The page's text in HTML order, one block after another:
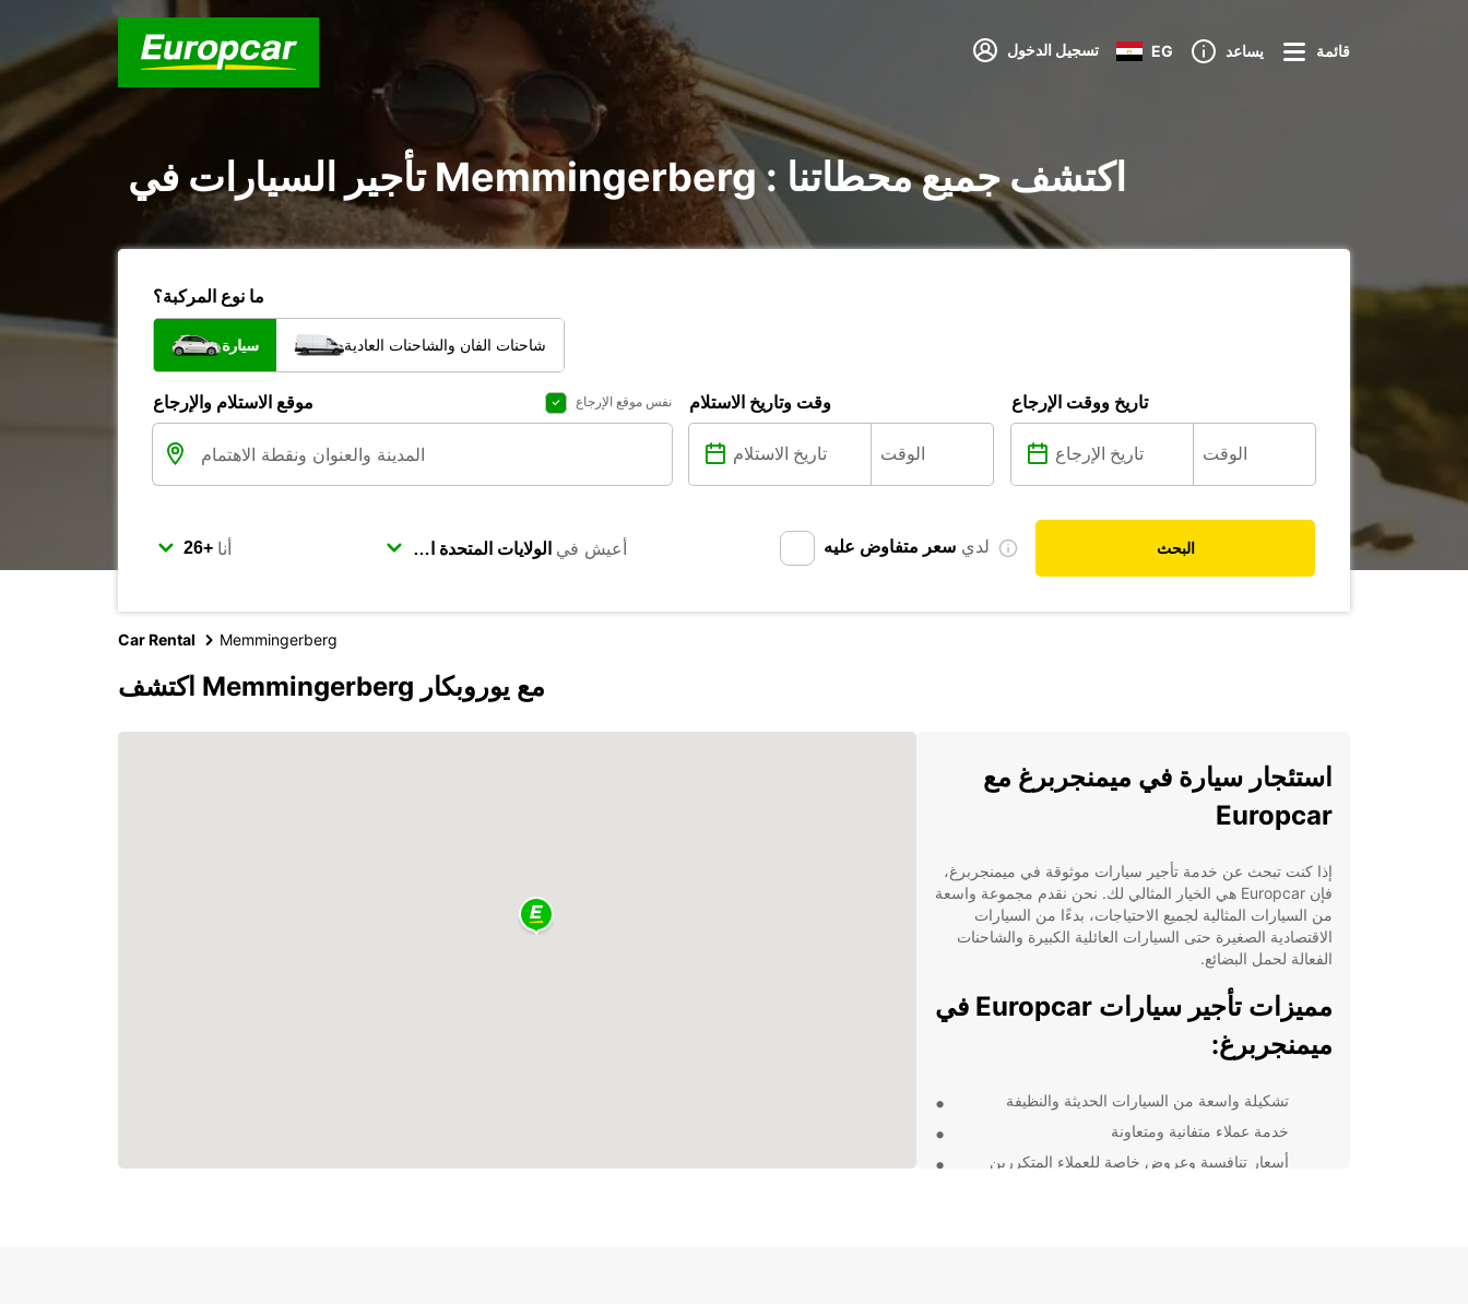
تسجيل الدخول EG يساعد قائمة
تأجير السيارات في Memmingerberg : اكتشف جميع محطاتنا
ما نوع المركبة؟
سيارة شاحنات الفان والشاحنات العادية
موقع الاستلام والإرجاع نفس موقع الإرجاع وقت وتاريخ الاستلام تاريخ ووقت الإرجاع
أنا أعيش في لدي سعر متفاوض عليه البحث
Car Rental Memmingerberg
اكتشف Memmingerberg مع يوروبكار
استئجار سيارة في ميمنجربرغ مع
Europcar
إذا كنت تبحث عن خدمة تأجير سيارات موثوقة في ميمنجربرغ،
فإن Europcar هي الخيار المثالي لك. نحن نقدم مجموعة واسعة
من السيارات المثالية لجميع الاحتياجات، بدءًا من السيارات
الاقتصادية الصغيرة حتى السيارات العائلية الكبيرة والشاحنات
الفعالة لحمل البضائع.
مميزات تأجير سيارات Europcar في
ميمنجربرغ:
تشكيلة واسعة من السيارات الحديثة والنظيفة
خدمة عملاء متفانية ومتعاونة
أسعار تنافسية وعروض خاصة للعملاء المتكررين